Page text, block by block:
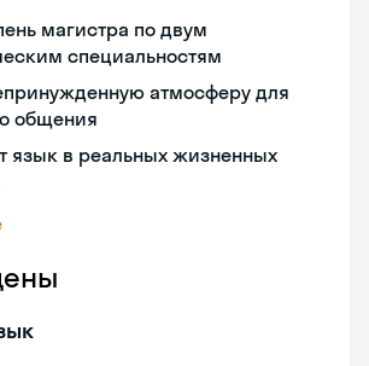
магистра по двум
специальностям
атмосферу для
общения
язык в реальных жизненных